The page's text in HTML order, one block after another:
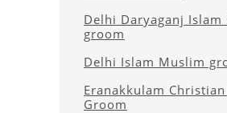
Delhi Daryaganj Islam
groom
Delhi Islam Muslim
Eranakkulam
Groom